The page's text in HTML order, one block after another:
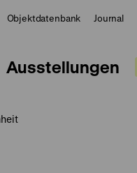
Objektdatenbank Journal
Ausstellungen